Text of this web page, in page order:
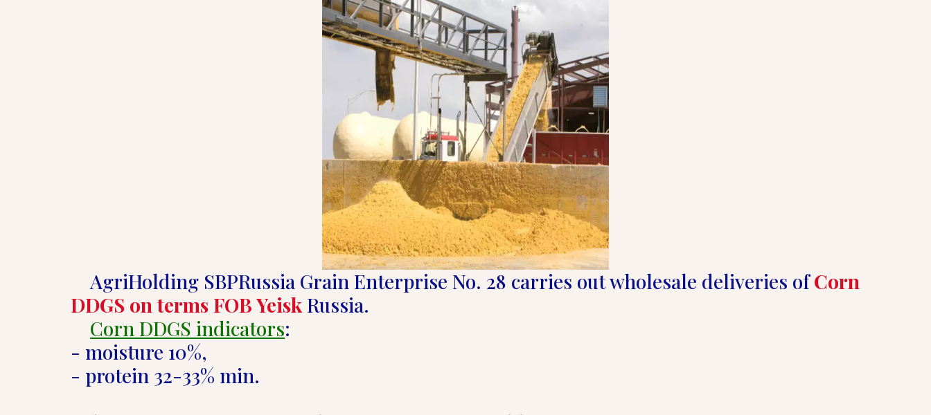
    AgriHolding SBPRussia Grain Enterprise No. 28 carries out wholesale deliveries of
Corn
DDGS on terms FOB Yeisk Russia.
Corn DDGS indicators:
- moisture 10%,
- protein 32-33% min.